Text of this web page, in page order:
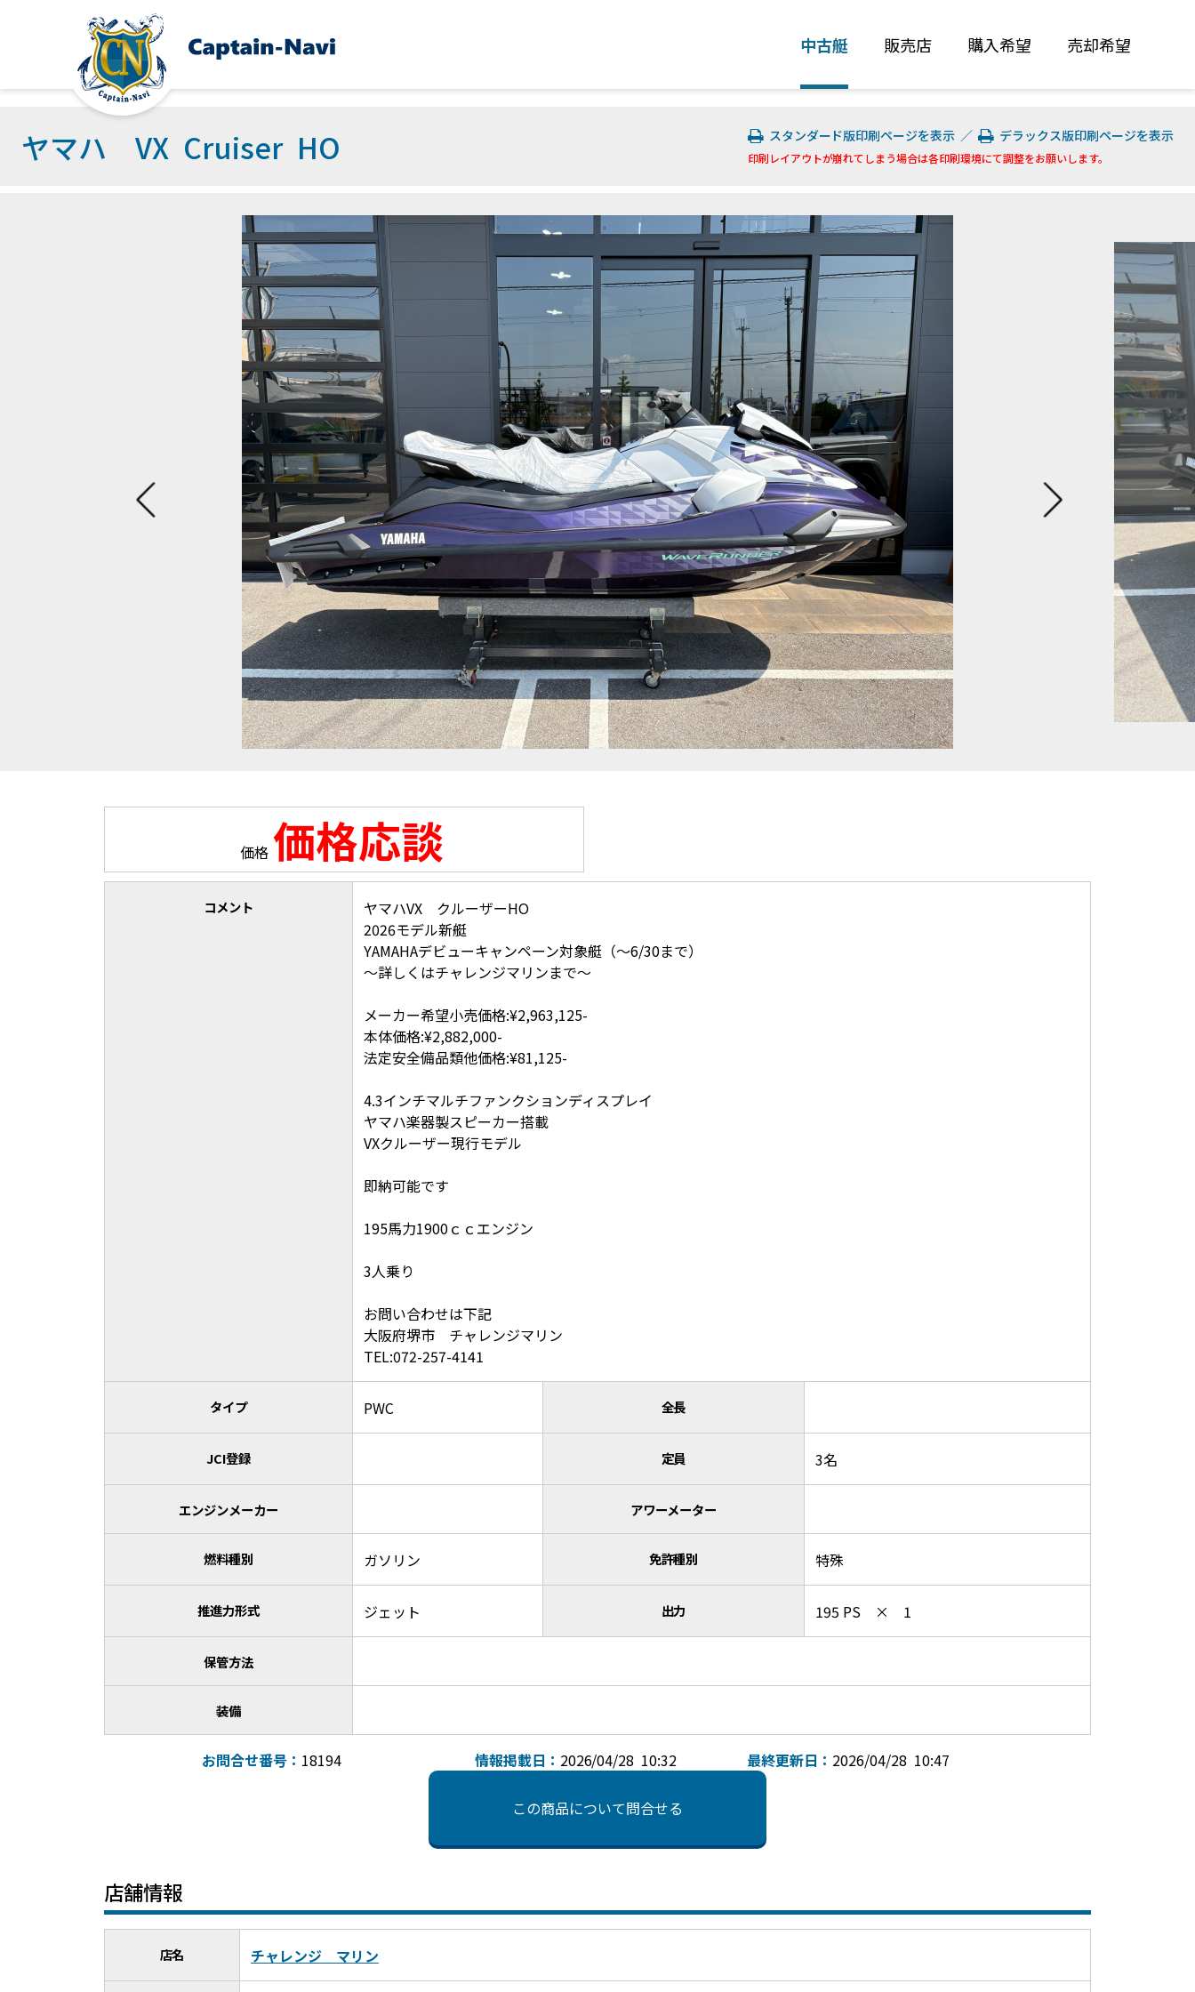
中古艇 販売店 購入希望 売却希望
ヤマハ VX Cruiser HO スタンダード版印刷ページを表示 ／ デラックス版印刷ページを表示
印刷レイアウトが崩れてしまう場合は各印刷環境にて調整をお願いします。
価格 価格応談
コメント
ヤマハVX クルーザーHO
2026モデル新艇
YAMAHAデビューキャンペーン対象艇（〜6/30まで）
〜詳しくはチャレンジマリンまで〜
メーカー希望小売価格:¥2,963,125-
本体価格:¥2,882,000-
法定安全備品類他価格:¥81,125-
4.3インチマルチファンクションディスプレイ
ヤマハ楽器製スピーカー搭載
VXクルーザー現行モデル
即納可能です
195馬力1900ｃｃエンジン
3人乗り
お問い合わせは下記
大阪府堺市 チャレンジマリン
TEL:072-257-4141
タイプ PWC 全長
JCI登録 定員 3名
エンジンメーカー アワーメーター
燃料種別 ガソリン 免許種別 特殊
推進力形式 ジェット 出力 195 PS × 1
保管方法
装備
お問合せ番号： 18194 情報掲載日： 2026/04/28 10:32 最終更新日： 2026/04/28 10:47
この商品について問合せる
店舗情報
店名 チャレンジ マリン